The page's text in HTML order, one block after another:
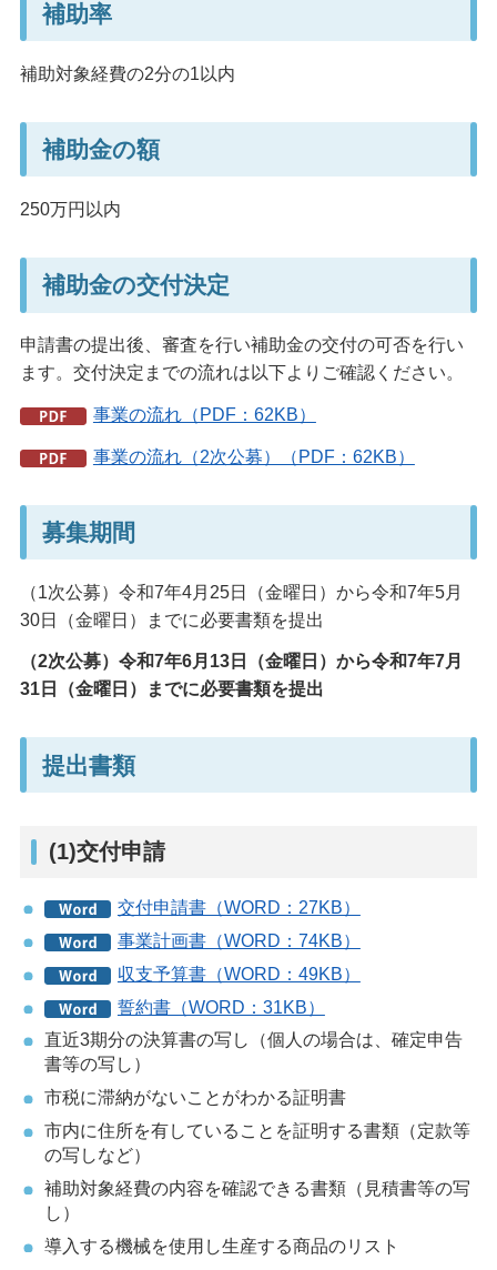
補助率
補助対象経費の2分の1以内
補助金の額
250万円以内
補助金の交付決定
申請書の提出後、審査を行い補助金の交付の可否を行い
ます。交付決定までの流れは以下よりご確認ください。
事業の流れ（PDF：62KB）
事業の流れ（2次公募）（PDF：62KB）
募集期間
（1次公募）令和7年4月25日（金曜日）から令和7年5月
30日（金曜日）までに必要書類を提出
（2次公募）令和7年6月13日（金曜日）から令和7年7月
31日（金曜日）までに必要書類を提出
提出書類
(1)交付申請
交付申請書（WORD：27KB）
事業計画書（WORD：74KB）
収支予算書（WORD：49KB）
誓約書（WORD：31KB）
直近3期分の決算書の写し（個人の場合は、確定申告
書等の写し）
市税に滞納がないことがわかる証明書
市内に住所を有していることを証明する書類（定款等
の写しなど）
補助対象経費の内容を確認できる書類（見積書等の写
し）
導入する機械を使用し生産する商品のリスト